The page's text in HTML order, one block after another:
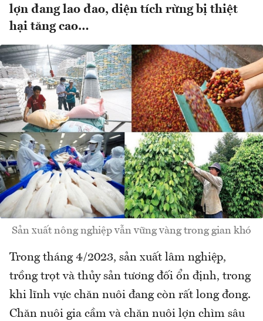
lợn đang lao đao, diện tích rừng bị thiệt
hại tăng cao…
Sản xuất nông nghiệp vẫn vững vàng trong gian khó
Trong tháng 4/2023, sản xuất lâm nghiệp,
trồng trọt và thủy sản tương đối ổn định, trong
khi lĩnh vực chăn nuôi đang còn rất long đong.
Chăn nuôi gia cầm và chăn nuôi lợn chìm sâu